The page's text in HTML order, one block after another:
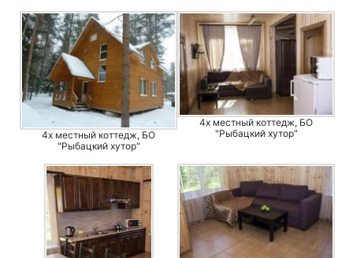
4х местный коттедж, БО
"Рыбацкий хутор"
4х местный коттедж, БО
"Рыбацкий хутор"